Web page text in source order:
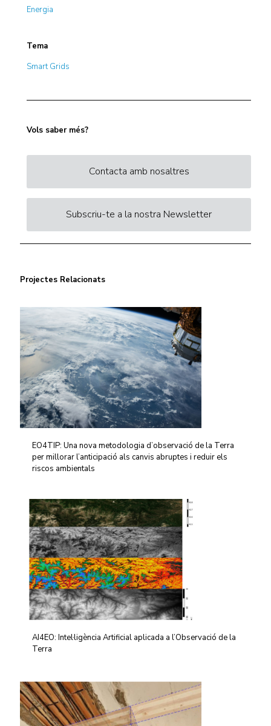
Energia
Tema
Smart Grids
Vols saber més?
Contacta amb nosaltres
Subscriu-te a la nostra Newsletter
Projectes Relacionats
EO4TIP: Una nova metodologia d’observació de la Terra
per millorar l’anticipació als canvis abruptes i reduir els
riscos ambientals
AI4EO: Intel·ligència Artificial aplicada a l’Observació de la
Terra